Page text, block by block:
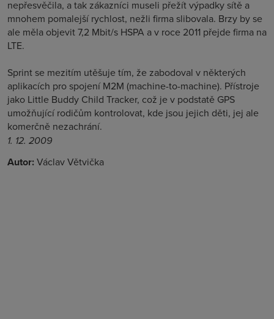
nepřesvěčila, a tak zákazníci museli přežít výpadky sítě a
mnohem pomalejší rychlost, nežli firma slibovala. Brzy by se
ale měla objevit 7,2 Mbit/s HSPA a v roce 2011 přejde firma na
LTE.
Sprint se mezitím utěšuje tím, že zabodoval v některých
aplikacích pro spojení M2M (machine-to-machine). Přístroje
jako Little Buddy Child Tracker, což je v podstatě GPS
umožňující rodičům kontrolovat, kde jsou jejich děti, jej ale
komerčně nezachrání.
1. 12. 2009
Autor: Václav Větvička